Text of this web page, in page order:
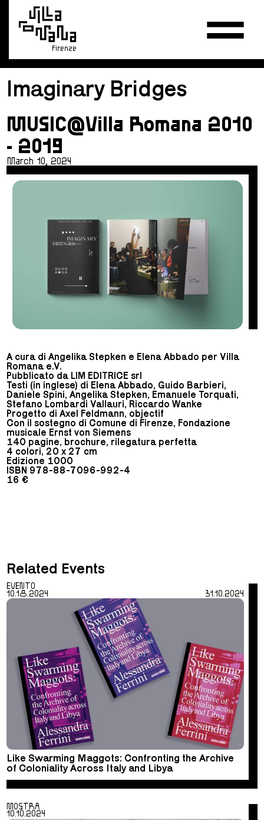
Firenze
Imaginary Bridges
MUSIC@Villa Romana 2010
- 2019
March 10, 2024
A cura di Angelika Stepken e Elena Abbado per Villa
Romana e.V.
Pubblicato da LIM EDITRICE srl
Testi (in inglese) di Elena Abbado, Guido Barbieri,
Daniele Spini, Angelika Stepken, Emanuele Torquati,
Stefano Lombardi Vallauri, Riccardo Wanke
Progetto di Axel Feldmann, objectif
Con il sostegno di Comune di Firenze, Fondazione
musicale Ernst von Siemens
140 pagine, brochure, rilegatura perfetta
4 colori, 20 x 27 cm
Edizione 1000
ISBN 978-88-7096-992-4
16 €
Related Events
EVENTO
10.18.2024
31.10.2024
Like Swarming Maggots: Confronting the Archive
of Coloniality Across Italy and Libya
MOSTRA
10.10.2024